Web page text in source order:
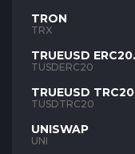
TRON
TRX
TRUEUSD ERC20
TUSD
TUSDERC20
TRUEUSD TRC20
TUSD
TUSDTRC20
UNISWAP
UNI